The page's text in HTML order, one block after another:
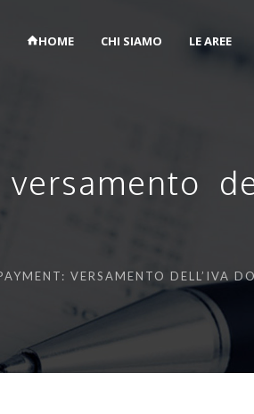
HOME CHI SIAMO LE AREE
VERSAMENTO DELL’IVA